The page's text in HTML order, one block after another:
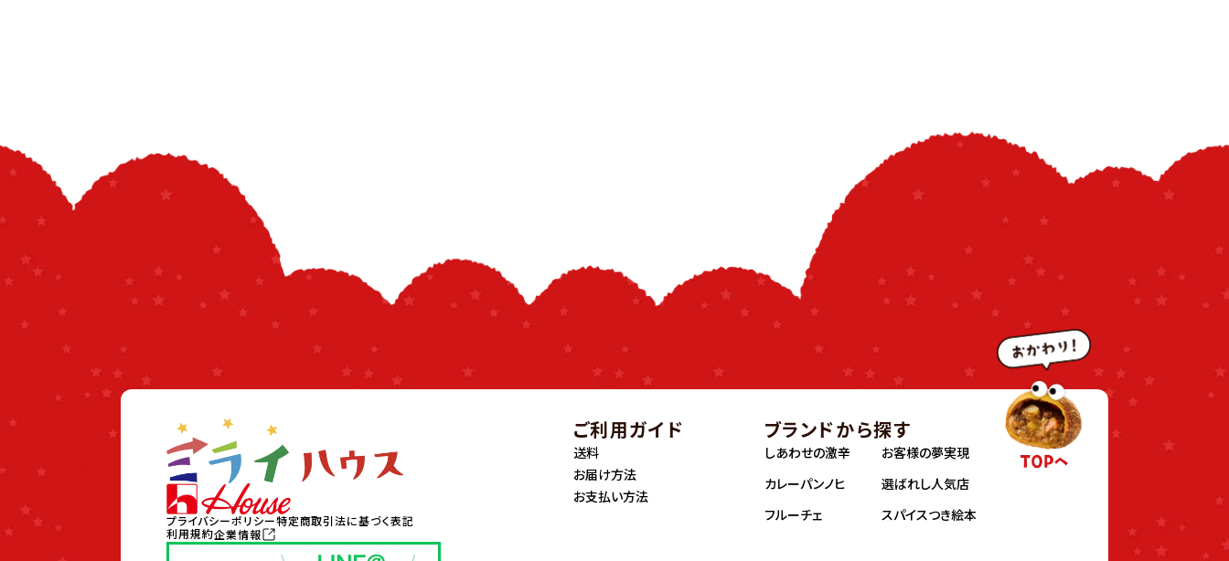
プライバシーポリシー特定商取引法に基づく表記
利用規約企業情報
ご利用ガイド
送料
お届け方法
お支払い方法
ブランドから探す
しあわせの激辛
お客様の夢実現
カレーパンノヒ
選ばれし人気店
フルーチェ
スパイスつき絵本